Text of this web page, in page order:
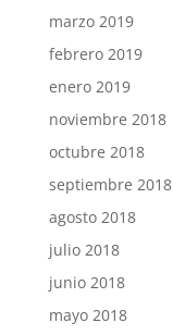
marzo 2019
febrero 2019
enero 2019
noviembre 2018
octubre 2018
septiembre 2018
agosto 2018
julio 2018
junio 2018
mayo 2018